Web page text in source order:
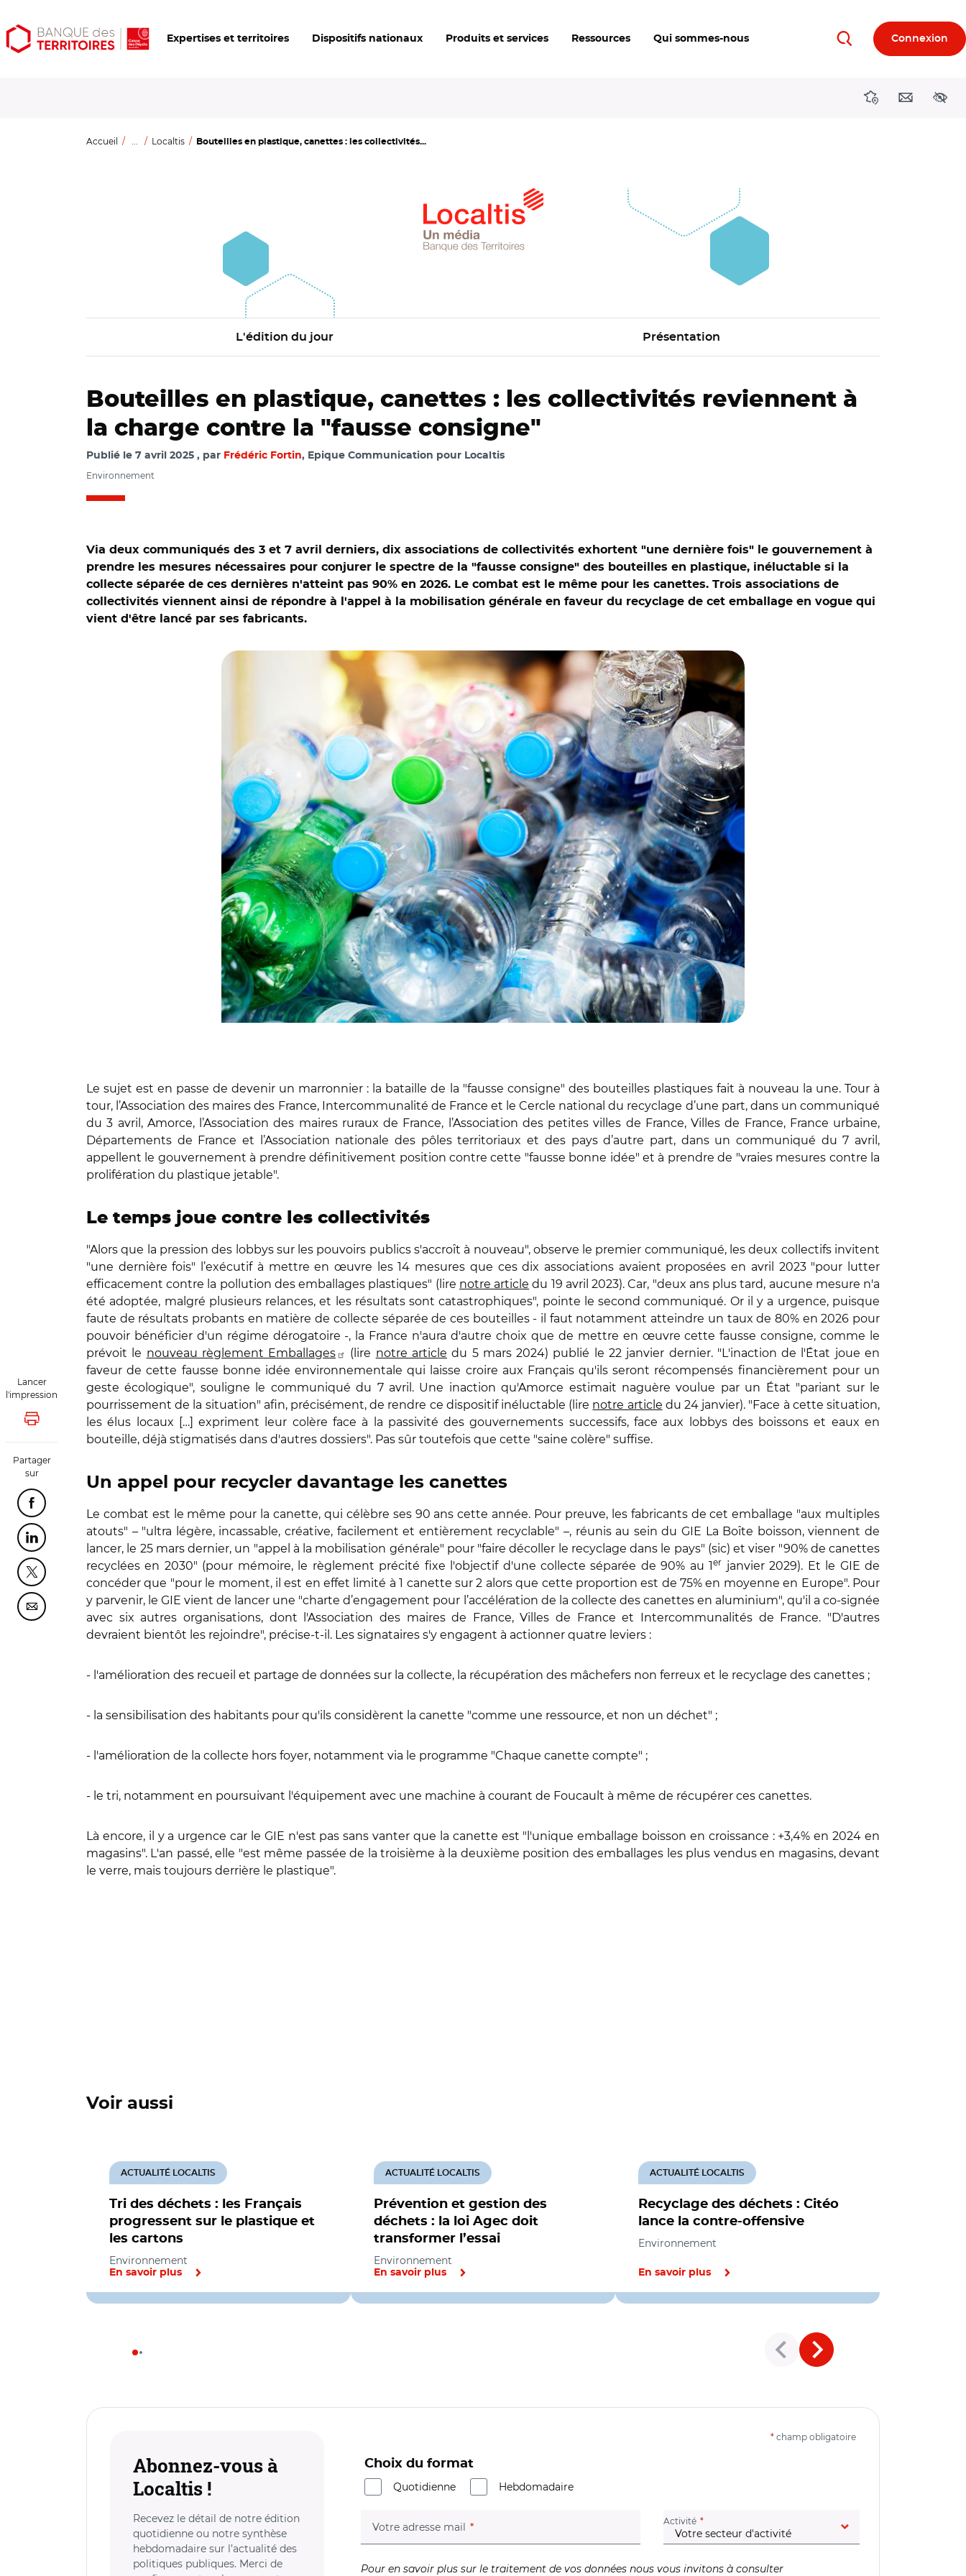
Aller
au
Aller
au
Ouvrir
les
Expertises et territoires Dispositifs nationaux Produits et services Ressources Qui sommes-nous RechercherConnexion
DirectionsContact
Accueil ... Localtis Bouteilles en plastique, canettes : les collectivités...
L'édition du jour Présentation
Lancer
l'impression
Lancer l'impression
Partager
sur
Partager cette page sur Facebook
Partager cette page sur Linkedin
Partager cette page sur Twitter
Partager cette page sur Courriel
Bouteilles en plastique, canettes : les collectivités reviennent à
la charge contre la "fausse consigne"
Publié le 7 avril 2025 par Frédéric Fortin, Epique Communication pour Localtis
Environnement
Via deux communiqués des 3 et 7 avril derniers, dix associations de collectivités exhortent "une dernière fois" le gouvernement à
prendre les mesures nécessaires pour conjurer le spectre de la "fausse consigne" des bouteilles en plastique, inéluctable si la
collecte séparée de ces dernières n'atteint pas 90% en 2026. Le combat est le même pour les canettes. Trois associations de
collectivités viennent ainsi de répondre à l'appel à la mobilisation générale en faveur du recyclage de cet emballage en vogue qui
vient d'être lancé par ses fabricants.
Le sujet est en passe de devenir un marronnier : la bataille de la "fausse consigne" des bouteilles plastiques fait à nouveau la une. Tour à
tour, l’Association des maires des France, Intercommunalité de France et le Cercle national du recyclage d’une part, dans un communiqué
du 3 avril, Amorce, l’Association des maires ruraux de France, l’Association des petites villes de France, Villes de France, France urbaine,
Départements de France et l’Association nationale des pôles territoriaux et des pays d’autre part, dans un communiqué du 7 avril,
appellent le gouvernement à prendre définitivement position contre cette "fausse bonne idée" et à prendre de "vraies mesures contre la
prolifération du plastique jetable".
Le temps joue contre les collectivités
"Alors que la pression des lobbys sur les pouvoirs publics s'accroît à nouveau", observe le premier communiqué, les deux collectifs invitent
"une dernière fois" l’exécutif à mettre en œuvre les 14 mesures que ces dix associations avaient proposées en avril 2023 "pour lutter
efficacement contre la pollution des emballages plastiques" (lire notre article du 19 avril 2023). Car, "deux ans plus tard, aucune mesure n'a
été adoptée, malgré plusieurs relances, et les résultats sont catastrophiques", pointe le second communiqué. Or il y a urgence, puisque
faute de résultats probants en matière de collecte séparée de ces bouteilles - il faut notamment atteindre un taux de 80% en 2026 pour
pouvoir bénéficier d'un régime dérogatoire -, la France n'aura d'autre choix que de mettre en œuvre cette fausse consigne, comme le
prévoit le nouveau règlement Emballages (lire notre article du 5 mars 2024) publié le 22 janvier dernier. "L'inaction de l'État joue en
faveur de cette fausse bonne idée environnementale qui laisse croire aux Français qu'ils seront récompensés financièrement pour un
geste écologique", souligne le communiqué du 7 avril. Une inaction qu'Amorce estimait naguère voulue par un État "pariant sur le
pourrissement de la situation" afin, précisément, de rendre ce dispositif inéluctable (lire notre article du 24 janvier). "Face à cette situation,
les élus locaux […] expriment leur colère face à la passivité des gouvernements successifs, face aux lobbys des boissons et eaux en
bouteille, déjà stigmatisés dans d'autres dossiers". Pas sûr toutefois que cette "saine colère" suffise.
Un appel pour recycler davantage les canettes
Le combat est le même pour la canette, qui célèbre ses 90 ans cette année. Pour preuve, les fabricants de cet emballage "aux multiples
atouts" – "ultra légère, incassable, créative, facilement et entièrement recyclable" –, réunis au sein du GIE La Boîte boisson, viennent de
lancer, le 25 mars dernier, un "appel à la mobilisation générale" pour "faire décoller le recyclage dans le pays" (sic) et viser "90% de canettes
recyclées en 2030" (pour mémoire, le règlement précité fixe l'objectif d'une collecte séparée de 90% au 1er janvier 2029). Et le GIE de
concéder que "pour le moment, il est en effet limité à 1 canette sur 2 alors que cette proportion est de 75% en moyenne en Europe". Pour
y parvenir, le GIE vient de lancer une "charte d’engagement pour l’accélération de la collecte des canettes en aluminium", qu'il a co-signée
avec six autres organisations, dont l'Association des maires de France, Villes de France et Intercommunalités de France. "D'autres
devraient bientôt les rejoindre", précise-t-il. Les signataires s'y engagent à actionner quatre leviers :
- l'amélioration des recueil et partage de données sur la collecte, la récupération des mâchefers non ferreux et le recyclage des canettes ;
- la sensibilisation des habitants pour qu'ils considèrent la canette "comme une ressource, et non un déchet" ;
- l'amélioration de la collecte hors foyer, notamment via le programme "Chaque canette compte" ;
- le tri, notamment en poursuivant l'équipement avec une machine à courant de Foucault à même de récupérer ces canettes.
Là encore, il y a urgence car le GIE n'est pas sans vanter que la canette est "l'unique emballage boisson en croissance : +3,4% en 2024 en
magasins". L'an passé, elle "est même passée de la troisième à la deuxième position des emballages les plus vendus en magasins, devant
le verre, mais toujours derrière le plastique".
Voir aussi
Tri des déchets : les Français
progressent sur le plastique et
les cartons
ACTUALITÉ LOCALTIS
Environnement
En savoir plus
Prévention et gestion des
déchets : la loi Agec doit
transformer l’essai
ACTUALITÉ LOCALTIS
Environnement
En savoir plus
Recyclage des déchets : Citéo
lance la contre-offensive
ACTUALITÉ LOCALTIS
Environnement
En savoir plus
Abonnez-vous à
Localtis !
Recevez le détail de notre édition
quotidienne ou notre synthèse
hebdomadaire sur l’actualité des
politiques publiques. Merci de
* champ obligatoire
Choix du format
Quotidienne
Hebdomadaire
Votre adresse mail (champ obligatoire) Activité (champ obligatoire)
Pour en savoir plus sur le traitement de vos données nous vous invitons à consulter